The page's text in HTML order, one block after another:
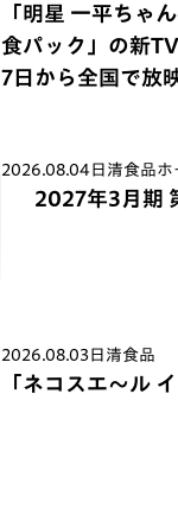
「明星 一平ちゃ
食パック」の新
7日から全国で放
2026.08.04 日清食品ホ
2027年3月期
2026.08.03 日清食品
「ネコスエ～ル